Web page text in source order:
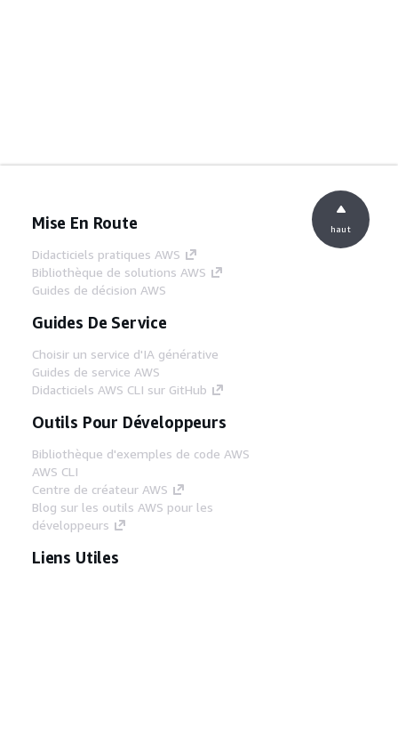
Mise En Route
Didacticiels pratiques AWS
Bibliothèque de solutions AWS
Guides de décision AWS
Guides De Service
Choisir un service d'IA générative
Guides de service AWS
Didacticiels AWS CLI sur GitHub
Outils Pour Développeurs
Bibliothèque d'exemples de code AWS
AWS CLI
Centre de créateur AWS
Blog sur les outils AWS pour les
développeurs
Liens Utiles
haut